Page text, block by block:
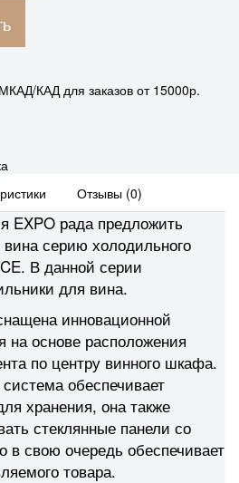
КАД для заказов от 15000р.
Отзывы (0)
EXPO рада предложить
серию холодильного
В данной серии
для вина.
инновационной
на основе расположения
по центру винного шкафа.
обеспечивает
хранения, она также
стеклянные панели со
в свою очередь обеспечивает
товара.